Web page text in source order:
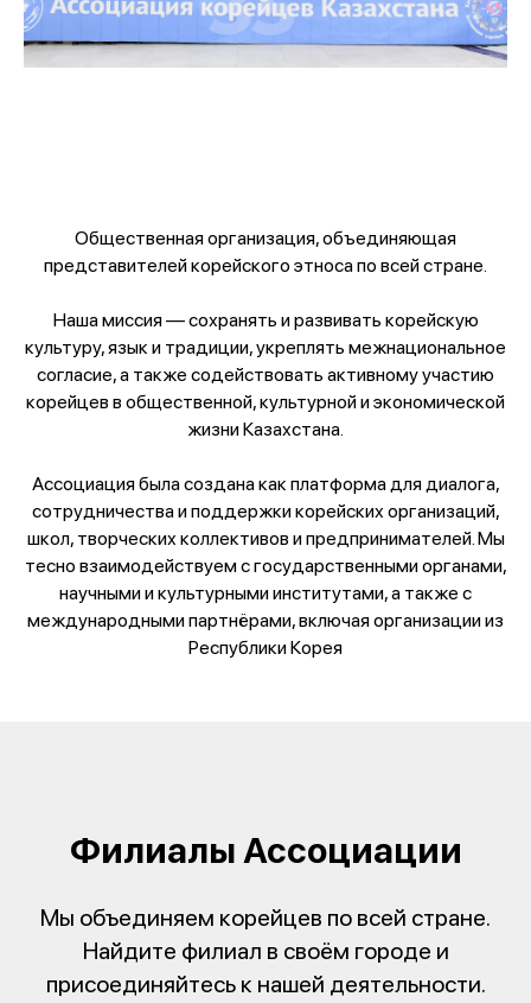
Общественная организация, объединяющая
представителей корейского этноса по всей стране.
Наша миссия — сохранять и развивать корейскую
культуру, язык и традиции, укреплять межнациональное
согласие, а также содействовать активному участию
корейцев в общественной, культурной и экономической
жизни Казахстана.
Ассоциация была создана как платформа для диалога,
сотрудничества и поддержки корейских организаций,
школ, творческих коллективов и предпринимателей. Мы
тесно взаимодействуем с государственными органами,
научными и культурными институтами, а также с
международными партнёрами, включая организации из
Республики Корея
Филиалы Ассоциации
Мы объединяем корейцев по всей стране.
Найдите филиал в своём городе и
присоединяйтесь к нашей деятельности.